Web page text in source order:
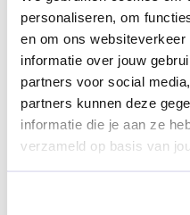
personaliseren, om
en om ons
informatie over jouw
partners voor social
partners kunnen deze
informatie die je aan ze
verzameld op basis van
mm
€ 13,95
Voeg je